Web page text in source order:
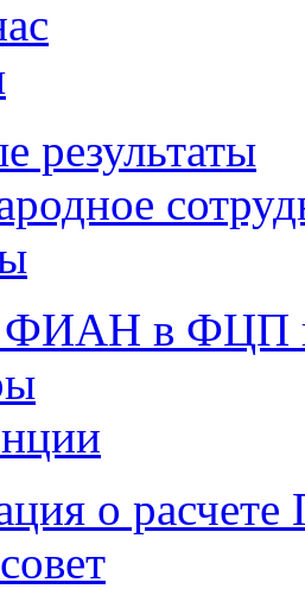
результаты
ФИАН в ФЦП
о